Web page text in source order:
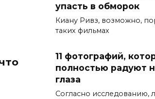
упасть в обморок
Киану Ривз, возможно,
таких фильмах
11 фотографий,
полностью радуют
глаза
Согласно исследованию,